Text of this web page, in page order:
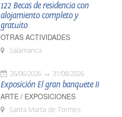
122 Becas de residencia con
alojamiento completo y
gratuito
OTRAS ACTIVIDADES
Salamanca
26/06/2026 31/08/2026
Exposición El gran banquete II
ARTE / EXPOSICIONES
Santa Marta de Tormes